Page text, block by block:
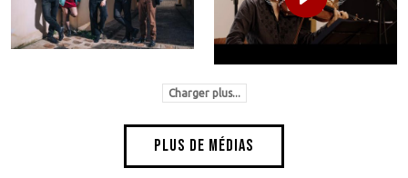
Charger plus...
Plus de médias